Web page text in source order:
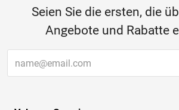
Seien Sie die ersten, die
Angebote und Rabatte